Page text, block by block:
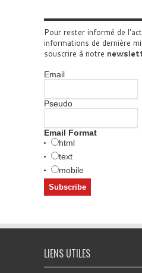
Pour rester informé de
informations de dernière
souscrire à notre
Email
Pseudo
Email Format
html
text
mobile
LIENS UTILES